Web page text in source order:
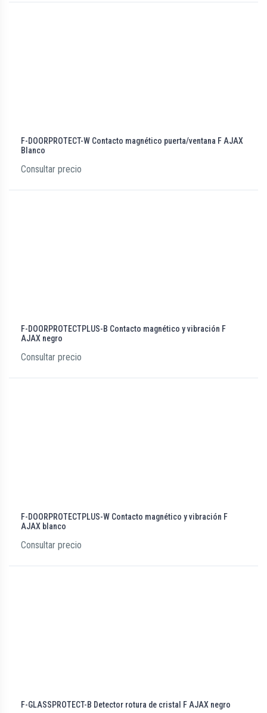
F-DOORPROTECT-W Contacto magnético puerta/ventana F AJAX
Blanco
Consultar precio
F-DOORPROTECTPLUS-B Contacto magnético y vibración F
AJAX negro
Consultar precio
F-DOORPROTECTPLUS-W Contacto magnético y vibración F
AJAX blanco
Consultar precio
F-GLASSPROTECT-B Detector rotura de cristal F AJAX negro